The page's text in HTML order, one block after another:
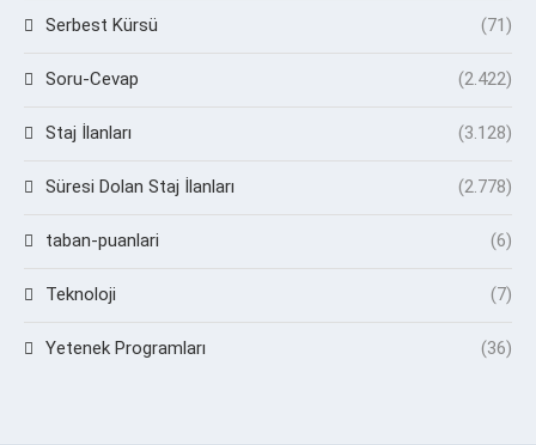
Serbest Kürsü (71)
Soru-Cevap (2.422)
Staj İlanları (3.128)
Süresi Dolan Staj İlanları (2.778)
taban-puanlari (6)
Teknoloji (7)
Yetenek Programları (36)